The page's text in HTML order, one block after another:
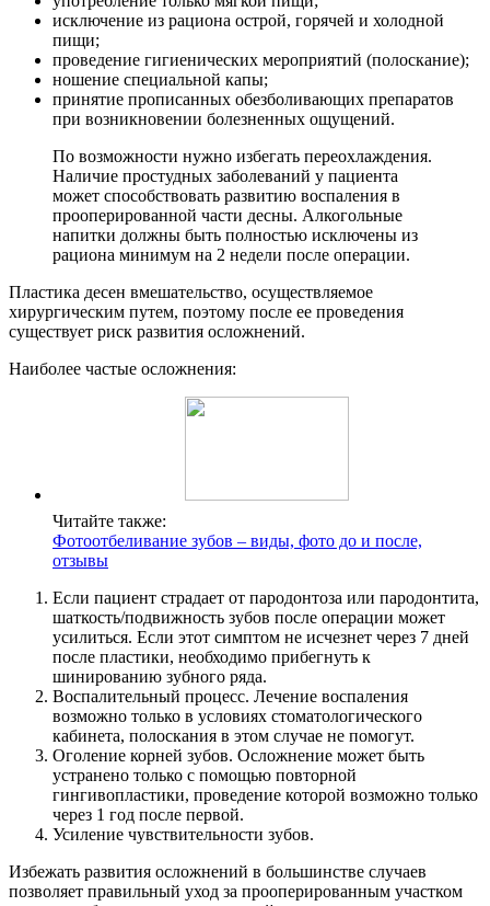
исключение из рациона острой, горячей и холодной
пищи;
проведение гигиенических мероприятий (полоскание);
ношение специальной капы;
принятие прописанных обезболивающих препаратов
при возникновении болезненных ощущений.
По возможности нужно избегать переохлаждения.
Наличие простудных заболеваний у пациента
может способствовать развитию воспаления в
прооперированной части десны. Алкогольные
напитки должны быть полностью исключены из
рациона минимум на 2 недели после операции.
Пластика десен вмешательство, осуществляемое
хирургическим путем, поэтому после ее проведения
существует риск развития осложнений.
Наиболее частые осложнения:
Читайте также:
Фотоотбеливание зубов – виды, фото до и после,
отзывы
Если пациент страдает от пародонтоза или пародонтита,
шаткость/подвижность зубов после операции может
усилиться. Если этот симптом не исчезнет через 7 дней
после пластики, необходимо прибегнуть к
шинированию зубного ряда.
Воспалительный процесс. Лечение воспаления
возможно только в условиях стоматологического
кабинета, полоскания в этом случае не помогут.
Оголение корней зубов. Осложнение может быть
устранено только с помощью повторной
гингивопластики, проведение которой возможно только
через 1 год после первой.
Усиление чувствительности зубов.
Избежать развития осложнений в большинстве случаев
позволяет правильный уход за прооперированным участком